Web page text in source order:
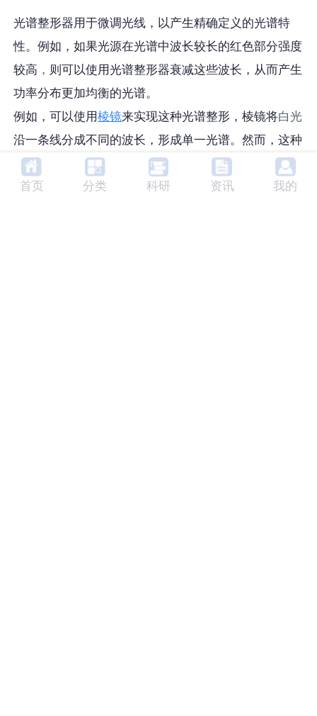
光谱整形器用于微调光线，以产生精确定义的光谱特
性。例如，如果光源在光谱中波长较长的红色部分强度
较高 ， 则可以使用光谱整形器衰减这些波长，从而产生
功率分布更加均衡的光谱。
例如，可以使用棱镜来实现这种光谱整形，棱镜将白光
沿一条线分成不同的波长，形成单一光谱。然而，这种
一维线状光谱与空间光调制器中的二维像素网格并不匹
配。空间光调制器能够对整个光谱范围内的
光强度和相
首页 分类 科研 资讯 我的